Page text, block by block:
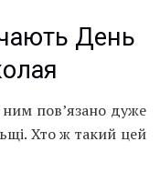
День
ним пов’язано дуже
Хто ж такий цей